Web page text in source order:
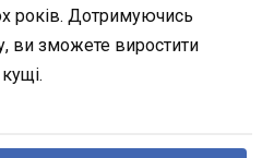
років. Дотримуючись
ви зможете виростити